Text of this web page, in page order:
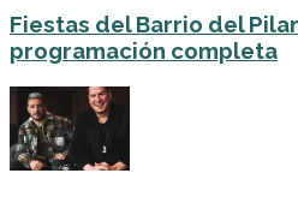
Fiestas del Barrio del
programación completa